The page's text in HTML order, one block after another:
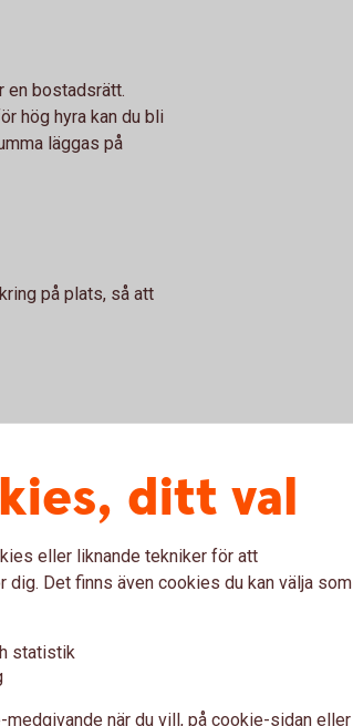
en bostadsrätt.
hög hyra kan du bli
läggas på
på plats, så att
du göra ett
får in från att hyra
med 20 procent av
utöver
du hyr ut i andra
avdragen betalar
ditt val
eller liknande tekniker för att
Det finns även cookies du kan välja som
statistik
när du vill, på cookie-sidan eller